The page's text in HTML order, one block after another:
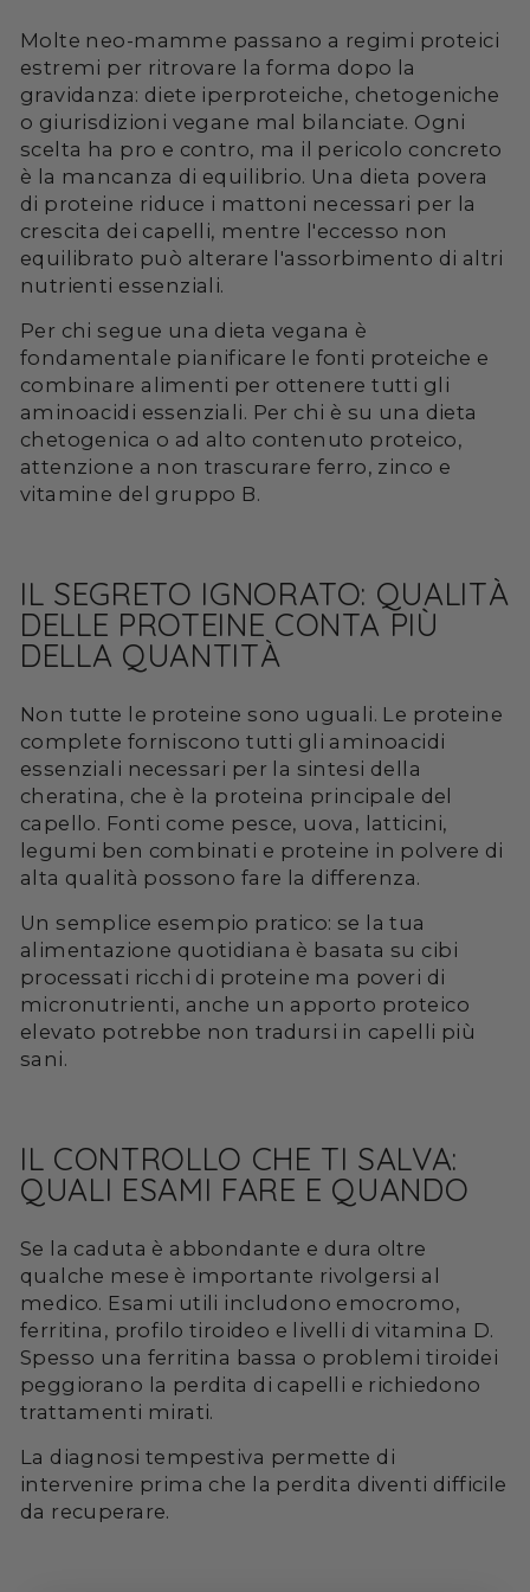
Molte neo-mamme passano a regimi proteici
estremi per ritrovare la forma dopo la
gravidanza: diete iperproteiche, chetogeniche
o giurisdizioni vegane mal bilanciate. Ogni
scelta ha pro e contro, ma il pericolo concreto
è la mancanza di equilibrio. Una dieta povera
di proteine riduce i mattoni necessari per la
crescita dei capelli, mentre l'eccesso non
equilibrato può alterare l'assorbimento di altri
nutrienti essenziali.
Per chi segue una dieta vegana è
fondamentale pianificare le fonti proteiche e
combinare alimenti per ottenere tutti gli
aminoacidi essenziali. Per chi è su una dieta
chetogenica o ad alto contenuto proteico,
attenzione a non trascurare ferro, zinco e
vitamine del gruppo B.
IL SEGRETO IGNORATO: QUALITÀ
DELLE PROTEINE CONTA PIÙ
DELLA QUANTITÀ
Non tutte le proteine sono uguali. Le proteine
complete forniscono tutti gli aminoacidi
essenziali necessari per la sintesi della
cheratina, che è la proteina principale del
capello. Fonti come pesce, uova, latticini,
legumi ben combinati e proteine in polvere di
alta qualità possono fare la differenza.
Un semplice esempio pratico: se la tua
alimentazione quotidiana è basata su cibi
processati ricchi di proteine ma poveri di
micronutrienti, anche un apporto proteico
elevato potrebbe non tradursi in capelli più
sani.
IL CONTROLLO CHE TI SALVA:
QUALI ESAMI FARE E QUANDO
Se la caduta è abbondante e dura oltre
qualche mese è importante rivolgersi al
medico. Esami utili includono emocromo,
ferritina, profilo tiroideo e livelli di vitamina D.
Spesso una ferritina bassa o problemi tiroidei
peggiorano la perdita di capelli e richiedono
trattamenti mirati.
La diagnosi tempestiva permette di
intervenire prima che la perdita diventi difficile
da recuperare.